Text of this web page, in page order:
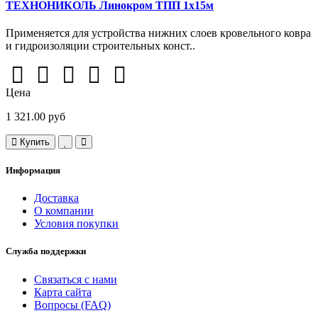
ТЕХНОНИКОЛЬ Линокром ТПП 1х15м
Применяется для устройства нижних слоев кровельного ковра
и гидроизоляции строительных конст..
Цена
1 321.00 руб
Купить
Информация
Доставка
О компании
Условия покупки
Служба поддержки
Связаться с нами
Карта сайта
Вопросы (FAQ)